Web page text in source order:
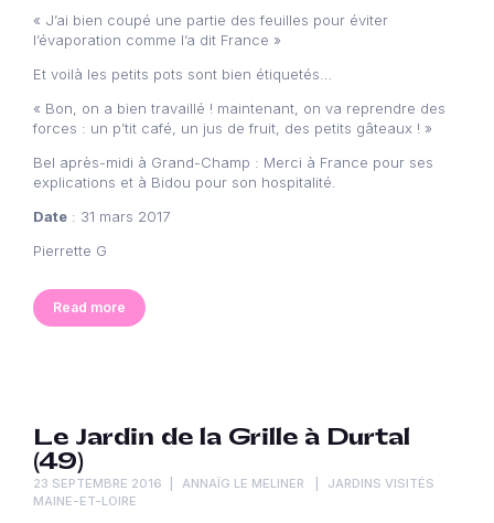
« J’ai bien coupé une partie des feuilles pour éviter
l’évaporation comme l’a dit France »
Et voilà les petits pots sont bien étiquetés…
« Bon, on a bien travaillé ! maintenant, on va reprendre des
forces : un p’tit café, un jus de fruit, des petits gâteaux ! »
Bel après-midi à Grand-Champ : Merci à France pour ses
explications et à Bidou pour son hospitalité.
Date : 31 mars 2017
Pierrette G
Read more
Le Jardin de la Grille à Durtal
(49)
23 SEPTEMBRE 2016 ANNAÏG LE MELINER
JARDINS VISITÉS
MAINE-ET-LOIRE